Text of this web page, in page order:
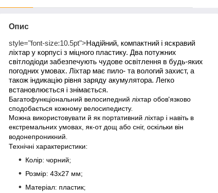
Опис
style="font-size:10.5pt">Надійний, компактний і яскравий
ліхтар у корпусі з міцного пластику. Два потужних
світлодіоди забезпечують чудове освітлення в будь-яких
погодних умовах. Ліхтар має пило- та вологий захист, а
також індикацію рівня заряду акумулятора. Легко
встановлюється і знімається.
Багатофункціональний велосипедний ліхтар обов'язково
сподобається кожному велосипедисту.
Можна використовувати й як портативний ліхтар і навіть в
екстремальних умовах, як-от дощ або сніг, оскільки він
водонепроникний.
Технічні характеристики:
Колір: чорний;
Розмір: 43х27 мм;
Матеріал: пластик;